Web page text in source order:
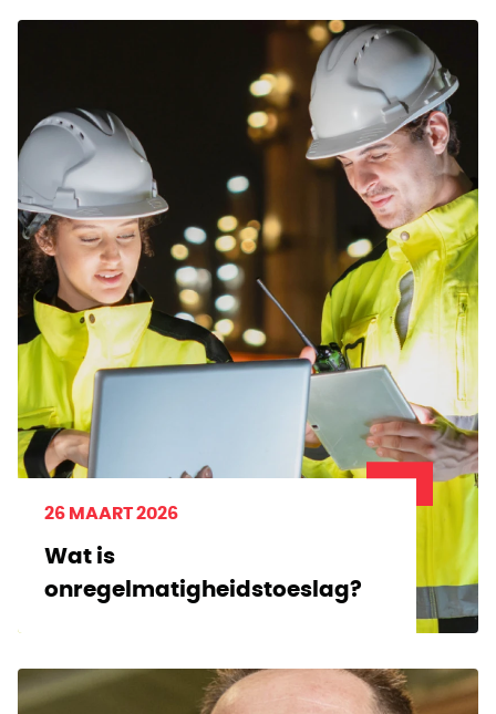
26 MAART 2026
Wat is
onregelmatigheidstoeslag?